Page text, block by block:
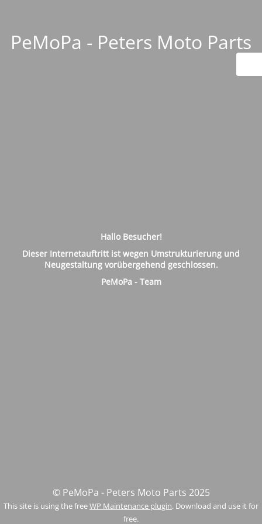
PeMoPa - Peters Moto Parts
Hallo Besucher!
Dieser Internetauftritt ist wegen Umstrukturierung und
Neugestaltung vorübergehend geschlossen.
PeMoPa - Team
© PeMoPa - Peters Moto Parts 2025
This site is using the freeWP Maintenance plugin. Download and use it for
free.